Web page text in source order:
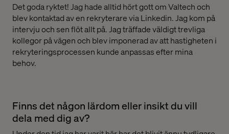
Det goda ryktet! Jag hade alltid hört gott om Valtech och
blev kontaktad av en rekryterare via Linkedin. Jag kom på
intervju och sen flöt allt på. Jag träffade väldigt trevliga
kollegor på vägen och blev imponerad av att hastigheten i
rekryteringsprocessen kunde anpassas efter mina
behov.
Finns det någon lärdom eller insikt du vill
dela med dig av?